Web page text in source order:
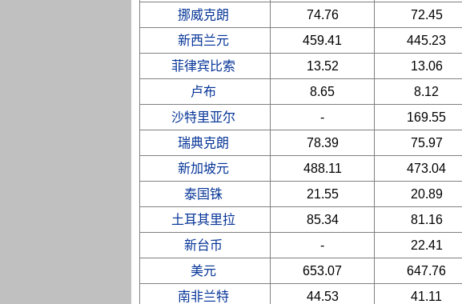
挪威克朗
74.76 72.45
新西兰元
459.41 445.23
菲律宾比索
13.52 13.06
卢布
8.65 8.12
沙特里亚尔
- 169.55
瑞典克朗
78.39 75.97
新加坡元
488.11 473.04
泰国铢
21.55 20.89
土耳其里拉
85.34 81.16
新台币
- 22.41
美元
653.07 647.76
南非兰特
44.53 41.11